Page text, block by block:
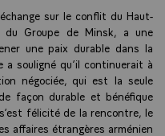
sur le conflit du Haut-
du Groupe de Minsk, a une
une paix durable dans la
a souligné qu’il continuerait à
négociée, qui est la seule
façon durable et bénéfique
félicité de la rencontre, le
affaires étrangères arménien